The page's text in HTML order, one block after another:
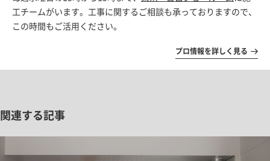
工チームがいます。工事に関するご相談も承っておりますので、
この時間もご活用ください。
プロ情報を詳しく見る
関連する記事